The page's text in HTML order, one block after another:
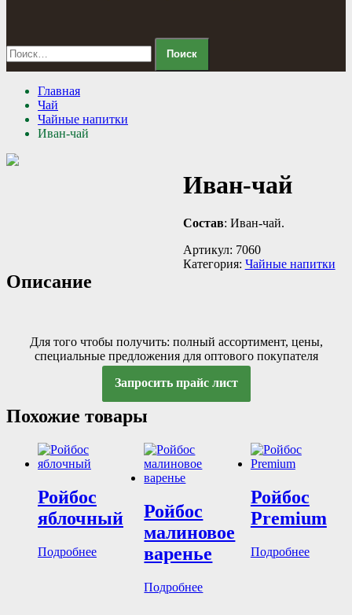
Найти:
Главная
Чай
Чайные напитки
Иван-чай
Иван-чай
Состав: Иван-чай.
Артикул: 7060
Категория: Чайные напитки
Описание
Для того чтобы получить: полный ассортимент, цены,
специальные предложения для оптового покупателя
Запросить прайс лист
Похожие товары
Ройбос
яблочный
Подробнее
Ройбос
малиновое
варенье
Подробнее
Ройбос
Premium
Подробнее